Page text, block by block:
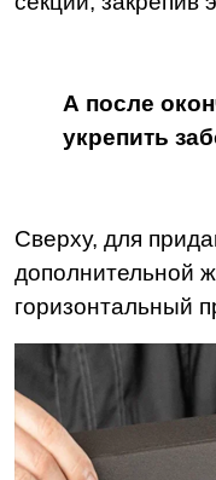
А после
укрепить
Сверху, для
дополнительной
горизонтальный